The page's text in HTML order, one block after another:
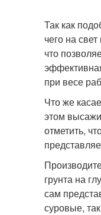
Так как
чего на
что
при весе
Что же
этом
отметить,
грунта на
сам
суровые,